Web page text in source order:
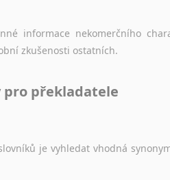
informace nekomerčního
zkušenosti ostatních.
pro překladatele
je vyhledat vhodná